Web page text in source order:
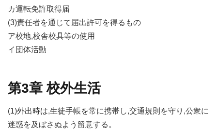
カ運転免許取得届
(3)責任者を通じて届出許可を得るもの
ア校地,校舎校具等の使用
イ団体活動
第3章 校外生活
(1)外出時は,生徒手帳を常に携帯し,交通規則を守り,公衆に
迷惑を及ぼさぬよう留意する。